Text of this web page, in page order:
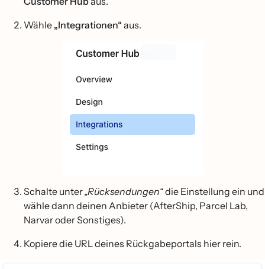
Wähle „Integrationen“ aus.
Schalte unter„Rücksendungen“die Einstellung ein und
wähle dann deinen Anbieter (AfterShip, Parcel Lab,
Narvar oder Sonstiges).
Kopiere die URL deines Rückgabeportals hier rein.